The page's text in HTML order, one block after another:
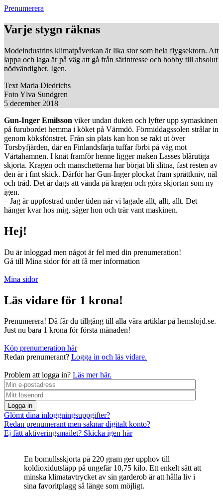
Prenumerera
Varje stygn räknas
Modeindustrins klimatpåverkan är lika stor som hela flygsektorn. Att
lappa och laga är på väg att gå från särintresse och hobby till absolut
nödvändighet. Igen.
Text Maria Diedrichs
FotoYlva Sundgren
5 december 2018
Gun-Inger Emilsson viker undan duken och lyfter upp symaskinen
på furubordet hemma i köket på Värmdö. Förmiddagssolen strålar in
genom köksfönstret. Från sin plats kan hon se rakt ut över
Torsbyfjärden, där en Finlandsfärja tuffar förbi på väg mot
Värtahamnen. I knät framför henne ligger maken Lasses blårutiga
skjorta. Kragen och manschetterna har börjat bli slitna, fast resten av
den är i fint skick. Därför har Gun-Inger plockat fram sprättkniv, nål
och tråd. Det är dags att vända på kragen och göra skjortan som ny
igen.
– Jag är uppfostrad under tiden när vi lagade allt, allt, allt. Det
hänger kvar hos mig, säger hon och trär vant maskinen.
Hej!
Du är inloggad men något är fel med din prenumeration!
Gå till Mina sidor för att få mer information
Mina sidor
Läs vidare för 1 krona!
Prenumerera! Då får du tillgång till alla våra artiklar på hemslojd.se.
Just nu bara 1 krona för första månaden!
Köp prenumeration här
Redan prenumerant? Logga in och läs vidare.
Problem att logga in? Läs mer här.
Logga in
Glömt dina inloggningsuppgifter?
Redan prenumerant men saknar digitalt konto?
Ej fått aktiveringsmailet? Skicka igen här
En bomullsskjorta på 220 gram ger upphov till
koldioxidutsläpp på ungefär 10,75 kilo. Ett enkelt sätt att
minska klimatavtrycket av sin garderob är att hålla liv i
sina favoritplagg så länge som möjligt.